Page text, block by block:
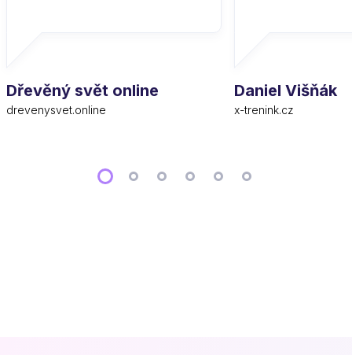
Dřevěný svět online
drevenysvet.online
Daniel Višňák
x-trenink.cz